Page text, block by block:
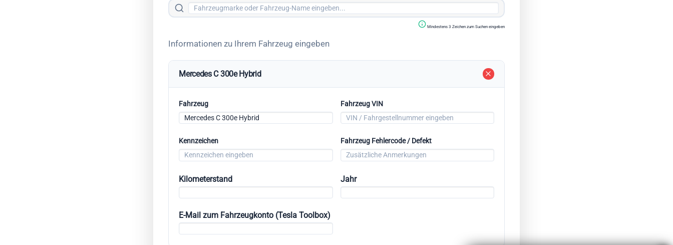
Mindestens 3 Zeichen zum Suchen eingeben
Informationen zu Ihrem Fahrzeug eingeben
Mercedes C 300e Hybrid
Fahrzeug Fahrzeug VIN
Kennzeichen Fahrzeug Fehlercode / Defekt
Kilometerstand Jahr
E-Mail zum Fahrzeugkonto (Tesla Toolbox)